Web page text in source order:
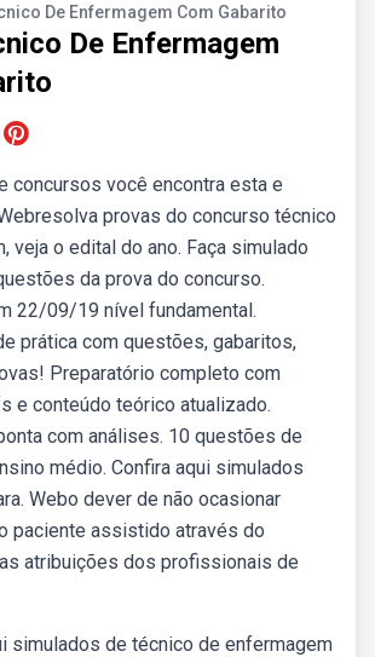
De Enfermagem Com Gabarito
De Enfermagem
concursos você encontra esta e
provas do concurso técnico
veja o edital do ano. Faça simulado
da prova do concurso.
22/09/19 nível fundamental.
prática com questões, gabaritos,
Preparatório completo com
e conteúdo teórico atualizado.
com análises. 10 questões de
médio. Confira aqui simulados
Webo dever de não ocasionar
paciente assistido através do
atribuições dos profissionais de
simulados de técnico de enfermagem